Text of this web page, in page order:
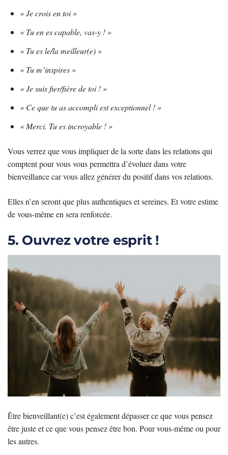
« Je crois en toi »
« Tu en es capable, vas-y ! »
« Tu es le/la meilleur(e) »
« Tu m’inspires »
« Je suis fier/fière de toi ! »
« Ce que tu as accompli est exceptionnel ! »
« Merci. Tu es incroyable ! »
Vous verrez que vous impliquer de la sorte dans les relations qui
comptent pour vous vous permettra d’évoluer dans votre
bienveillance car vous allez générer du positif dans vos relations.
Elles n’en seront que plus authentiques et sereines. Et votre estime
de vous-même en sera renforcée.
5. Ouvrez votre esprit !
Être bienveillant(e) c’est également dépasser ce que vous pensez
être juste et ce que vous pensez être bon. Pour vous-même ou pour
les autres.